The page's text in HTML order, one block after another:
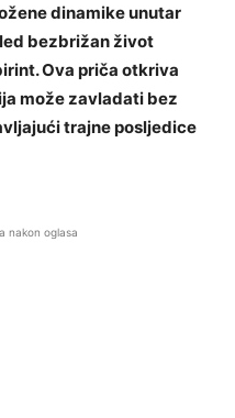
dinamike unutar
bezbrižan život
Ova priča otkriva
može zavladati bez
trajne posljedice
nakon oglasa